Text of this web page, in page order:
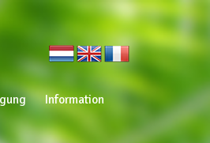
Information